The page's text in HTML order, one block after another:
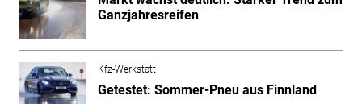
Ganzjahresreifen
Kfz-Werkstatt
Getestet: Sommer-Pneu aus Finnland